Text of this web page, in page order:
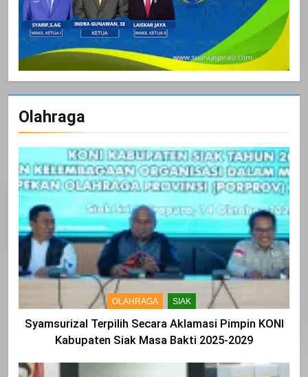
Olahraga
OLAHRAGA SIAK
Syamsurizal Terpilih Secara Aklamasi Pimpin KONI
Kabupaten Siak Masa Bakti 2025-2029